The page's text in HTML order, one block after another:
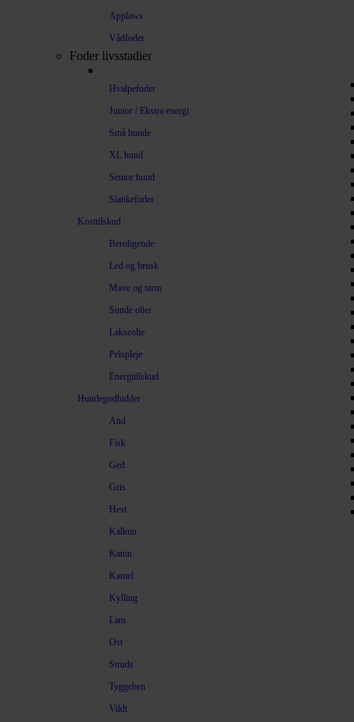
Applaws
Vådfoder
Foder livsstadier
Hvalpefoder
Junior / Ekstra energi
Små hunde
XL hund
Senior hund
Slankefoder
Kosttilskud
Beroligende
Led og brusk
Mave og tarm
Sunde olier
Lakseolie
Pelspleje
Energitilskud
Hundegodbidder
And
Fisk
Ged
Gris
Hest
Kalkun
Kanin
Kamel
Kylling
Lam
Ost
Struds
Tyggeben
Vildt